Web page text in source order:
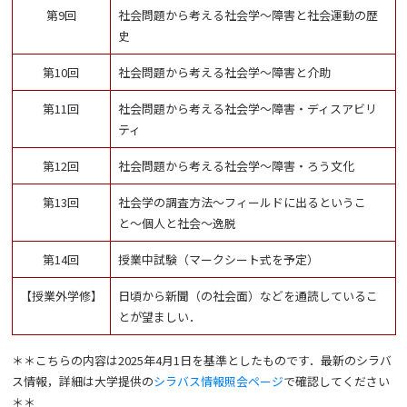
第9回
社会問題から考える社会学～障害と社会運動の歴
史
第10回 社会問題から考える社会学～障害と介助
第11回
社会問題から考える社会学～障害・ディスアビリ
ティ
第12回 社会問題から考える社会学～障害・ろう文化
第13回
社会学の調査方法〜フィールドに出るというこ
と〜個人と社会〜逸脱
第14回 授業中試験（マークシート式を予定）
【授業外学修】
日頃から新聞（の社会面）などを通読しているこ
とが望ましい．
＊＊こちらの内容は2025年4月1日を基準としたものです．最新のシラバ
ス情報，詳細は大学提供のシラバス情報照会ページで確認してください
＊＊